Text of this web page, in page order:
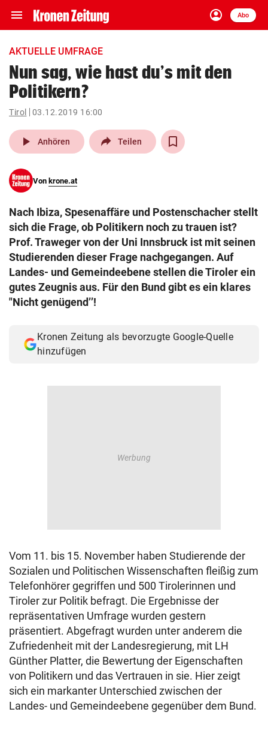
menu Navigation
ein-/ausklappen
account_circle
Anmelden
Abo
close Schließen
account_circle Anmelden
pin_drop
Wien arrow_right
search
eingeben
Muthgasse 2, 1190 Wien
AKTUELLE UMFRAGE
Nun sag, wie hast du’s mit den
Politikern?
Tirol 03.12.2019 16:00
play_arrow Anhören Teilen
Von krone.at
Nach Ibiza, Spesenaffäre und Postenschacher stellt
sich die Frage, ob Politikern noch zu trauen ist?
Prof. Traweger von der Uni Innsbruck ist mit seinen
Studierenden dieser Frage nachgegangen. Auf
Landes- und Gemeindeebene stellen die Tiroler ein
gutes Zeugnis aus. Für den Bund gibt es ein klares
"Nicht genügend’’!
Kronen Zeitung als bevorzugte Google-Quelle
hinzufügen
Vom 11. bis 15. November haben Studierende der
Sozialen und Politischen Wissenschaften fleißig zum
Telefonhörer gegriffen und 500 Tirolerinnen und
Tiroler zur Politik befragt. Die Ergebnisse der
repräsentativen Umfrage wurden gestern
präsentiert. Abgefragt wurden unter anderem die
Zufriedenheit mit der Landesregierung, mit LH
Günther Platter, die Bewertung der Eigenschaften
von Politikern und das Vertrauen in sie. Hier zeigt
sich ein markanter Unterschied zwischen der
Landes- und Gemeindeebene gegenüber dem Bund.